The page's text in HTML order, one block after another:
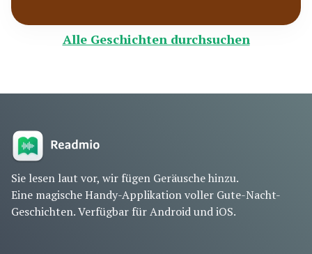
Alle Geschichten durchsuchen
Sie lesen laut vor, wir fügen Geräusche hinzu.
Eine magische Handy-Applikation voller Gute-Nacht-
Geschichten. Verfügbar für Android und iOS.